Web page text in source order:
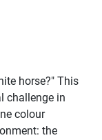
horse?" This
challenge in
colour
the